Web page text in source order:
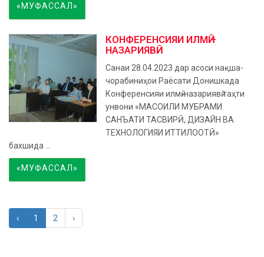
«МУФАССАЛ»
КОНФЕРЕНСИЯИ ИЛМӢ –
НАЗАРИЯВӢ
Санаи 28.04.2023 дар асоси нақша-
чорабиниҳои Раёсати Донишкада
Конференсияи илмӣ-назариявӣ таҳти
унвони «МАСОИЛИ МУБРАМИ
САНЪАТИ ТАСВИРӢ, ДИЗАЙН ВА
ТЕХНОЛОГИЯИ ИТТИЛООТӢ»
бахшида ...
«МУФАССАЛ»
‹ 1 2 ›